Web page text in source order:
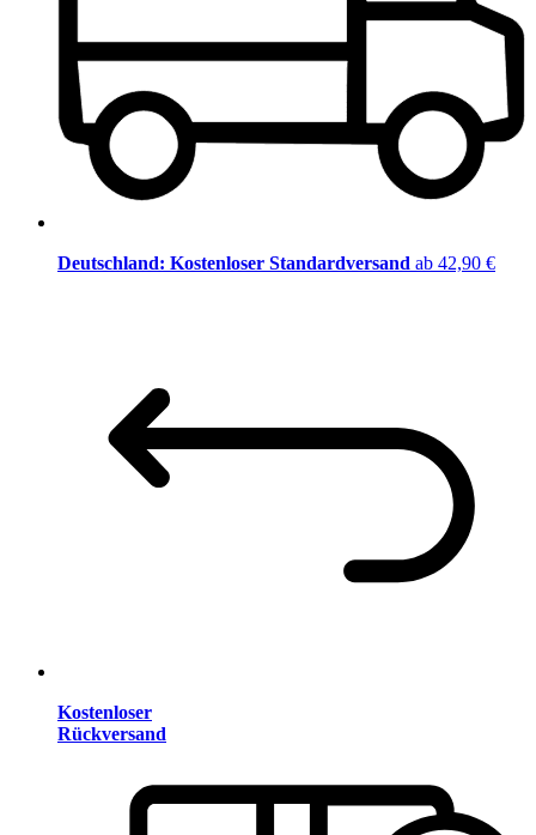
Deutschland: Kostenloser Standardversand ab 42,90 €
Kostenloser
Rückversand